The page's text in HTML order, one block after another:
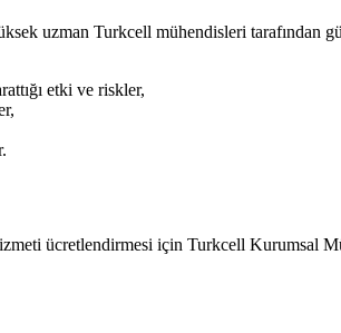
uzman Turkcell mühendisleri tarafından
etki ve riskler,
ücretlendirmesi için Turkcell Kurumsal